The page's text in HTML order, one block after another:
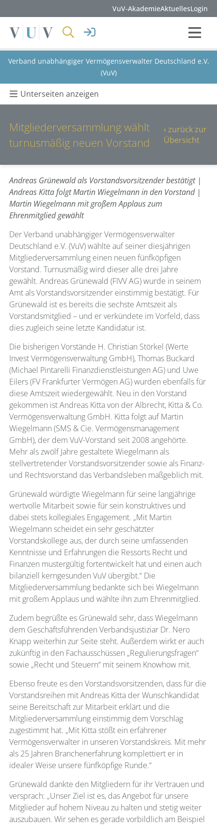
VuV-AkademieAktuellesLogin
Verband unabhängiger Vermögensverwalter Deutschland e.V.
(VuV)
Unterseiten anzeigen
Mitgliederversammlung wählt
turnusmäßig neuen Vorstand
‹ zurück zur
Übersicht
Andreas Grünewald als Vorstandsvorsitzender bestätigt |
Andreas Kitta folgt Martin Wiegelmann in den Vorstand |
Martin Wiegelmann mit großem Applaus zum
Ehrenmitglied gewählt
Der Verband unabhängiger Vermögensverwalter
Deutschland e.V. (VuV) wählte auf seiner diesjährigen
Mitgliederversammlung einen neuen fünfköpfigen
Vorstand. Turnusmäßig wird dieser alle drei Jahre
gewählt. Andreas Grünewald (FIVV AG) wurde in seinem
Amt als Vorstandsvorsitzender einstimmig bestätigt. Für
Grünewald ist es bereits die sechste Amtszeit als
Vorstandsmitglied – und er verkündete im Vorfeld, dass
dies zugleich seine letzte Kandidatur ist.
Die bisherigen Vorstände H. Christian Störkel (Werte
Invest Vermögensverwaltung GmbH), Thomas Buckard
(Michael Pintarelli Finanzdienstleistungen AG) und Uwe
Eilers (FV Frankfurter Vermögen AG) wurden ebenfalls für
diese Amtszeit wiedergewählt. Neu in den Vorstand
gekommen ist Andreas Kitta von der Albrecht, Kitta & Co.
Vermögensverwaltung GmbH. Kitta folgt auf Martin
Wiegelmann (SMS & Cie. Vermögensmanagement
GmbH), der dem VuV-Vorstand seit 2008 angehörte.
Mehr als zwölf Jahre gestaltete Wiegelmann als
stellvertretender Vorstandsvorsitzender sowie als Finanz-
und Rechtsvorstand das Verbandsleben maßgeblich mit.
Grünewald würdigte Wiegelmann für seine langjährige
wertvolle Mitarbeit sowie für sein konstruktives und
dabei stets kollegiales Engagement. „Mit Martin
Wiegelmann scheidet ein sehr geschätzter
Vorstandskollege aus, der durch seine umfassenden
Kenntnisse und Erfahrungen die Ressorts Recht und
Finanzen mustergültig fortentwickelt hat und einen auch
bilanziell kerngesunden VuV übergibt.“ Die
Mitgliederversammlung bedankte sich bei Wiegelmann
mit großem Applaus und wählte ihn zum Ehrenmitglied.
Zudem begrüßte es Grünewald sehr, dass Wiegelmann
dem Geschäftsführenden Verbandsjustiziar Dr. Nero
Knapp weiterhin zur Seite steht. Außerdem wirkt er auch
zukünftig in den Fachausschüssen „Regulierungsfragen“
sowie „Recht und Steuern“ mit seinem Knowhow mit.
Ebenso freute es den Vorstandsvorsitzenden, dass für die
Vorstandsreihen mit Andreas Kitta der Wunschkandidat
seine Bereitschaft zur Mitarbeit erklärt und die
Mitgliederversammlung einstimmig dem Vorschlag
zugestimmt hat. „Mit Kitta stößt ein erfahrener
Vermögensverwalter in unseren Vorstandskreis. Mit mehr
als 25 Jahren Branchenerfahrung komplettiert er in
idealer Weise unsere fünfköpfige Runde.“
Grünewald dankte den Mitgliedern für ihr Vertrauen und
versprach: „Unser Ziel ist es, das Angebot für unsere
Mitglieder auf hohem Niveau zu halten und stetig weiter
auszubauen. Wir sehen es gerade vorbildlich am Beispiel